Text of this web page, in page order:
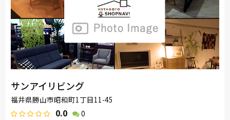
サンアイリビング
福井県勝山市昭和町1丁目11-45
0.0 0